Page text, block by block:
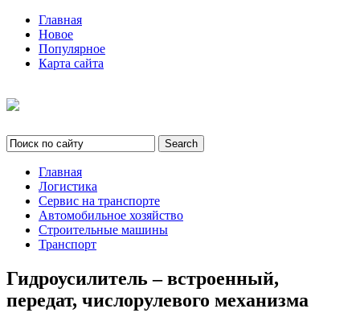
Главная
Новое
Популярное
Карта сайта
Главная
Логистика
Сервис на транспорте
Автомобильное хозяйство
Строительные машины
Транспорт
Гидроусилитель – встроенный,
передат, числорулевого механизма